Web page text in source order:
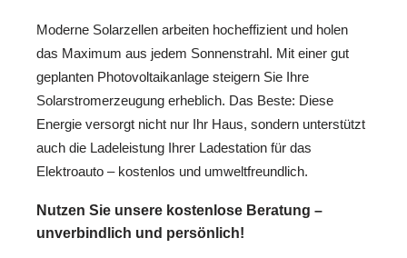
Moderne Solarzellen arbeiten hocheffizient und holen
das Maximum aus jedem Sonnenstrahl. Mit einer gut
geplanten Photovoltaikanlage steigern Sie Ihre
Solarstromerzeugung erheblich. Das Beste: Diese
Energie versorgt nicht nur Ihr Haus, sondern unterstützt
auch die Ladeleistung Ihrer Ladestation für das
Elektroauto – kostenlos und umweltfreundlich.
Nutzen Sie unsere kostenlose Beratung –
unverbindlich und persönlich!